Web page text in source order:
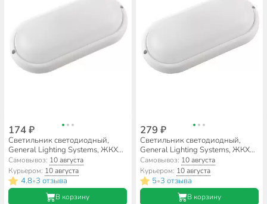
174 ₽
Светильник светодиодный,
General Lighting Systems, ЖКХ
Slim, 9 Вт, 4500 К, 760 Лм, IP65,
15.6х8.1х3.6 см, овальный,
накладной, 437692
Самовывоз: 10 августа
Курьером: 10 августа
4.8•3 отзыва
В корзину
279 ₽
Светильник светодиодный,
General Lighting Systems, ЖКХ
Slim, 17 Вт, 4500 К, 1440 Лм,
IP65, 20х9.4х4 см, овальный,
накладной, 437694
Самовывоз: 10 августа
Курьером: 10 августа
5•3 отзыва
В корзину